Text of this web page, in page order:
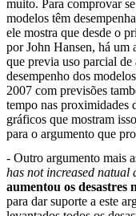
muito. Para comprovar
modelos têm
ele mostra que desde o
por John Hansen, há um
que previa uso parcial de
desempenho dos
2007 com previsões
tempo nas proximidades
gráficos que mostram
para o argumento que
- Outro argumento mais
has not increased natual
aumentou os desastres
para dar suporte a este